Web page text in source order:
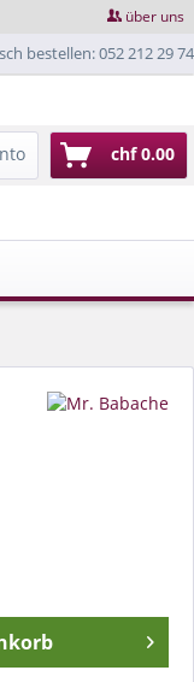
über uns
bestellen: 052 212 29 74
chf 0.00